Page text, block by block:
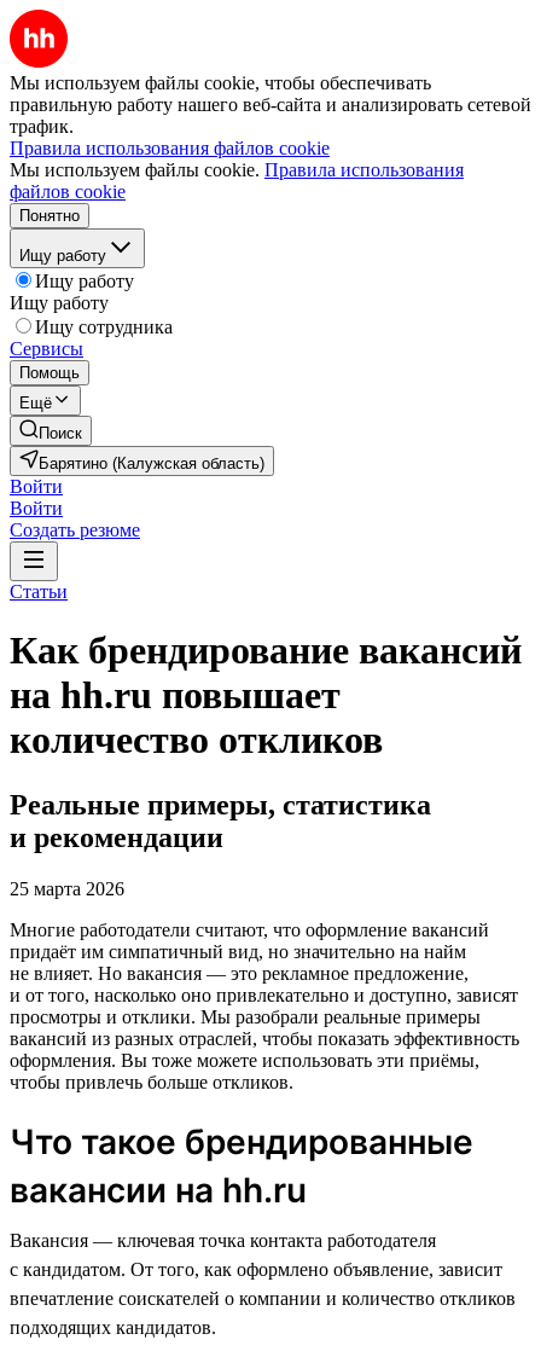
Мы используем файлы cookie, чтобы обеспечивать
правильную работу нашего веб-сайта и анализировать сетевой
трафик.
Правила использования файлов cookie
Мы используем файлы cookie. Правила использования
файлов cookie
Понятно
Ищу работу
Ищу работу
Ищу работу
Ищу сотрудника
Сервисы
Помощь
Ещё
Поиск
Барятино (Калужская область)
Войти
Войти
Создать резюме
Статьи
Как брендирование вакансий
на hh.ru повышает
количество откликов
Реальные примеры, статистика
и рекомендации
25 марта 2026
Многие работодатели считают, что оформление вакансий
придаёт им симпатичный вид, но значительно на найм
не влияет. Но вакансия — это рекламное предложение,
и от того, насколько оно привлекательно и доступно, зависят
просмотры и отклики. Мы разобрали реальные примеры
вакансий из разных отраслей, чтобы показать эффективность
оформления. Вы тоже можете использовать эти приёмы,
чтобы привлечь больше откликов.
Что такое брендированные
вакансии на hh.ru
Вакансия — ключевая точка контакта работодателя
с кандидатом. От того, как оформлено объявление, зависит
впечатление соискателей о компании и количество откликов
подходящих кандидатов.